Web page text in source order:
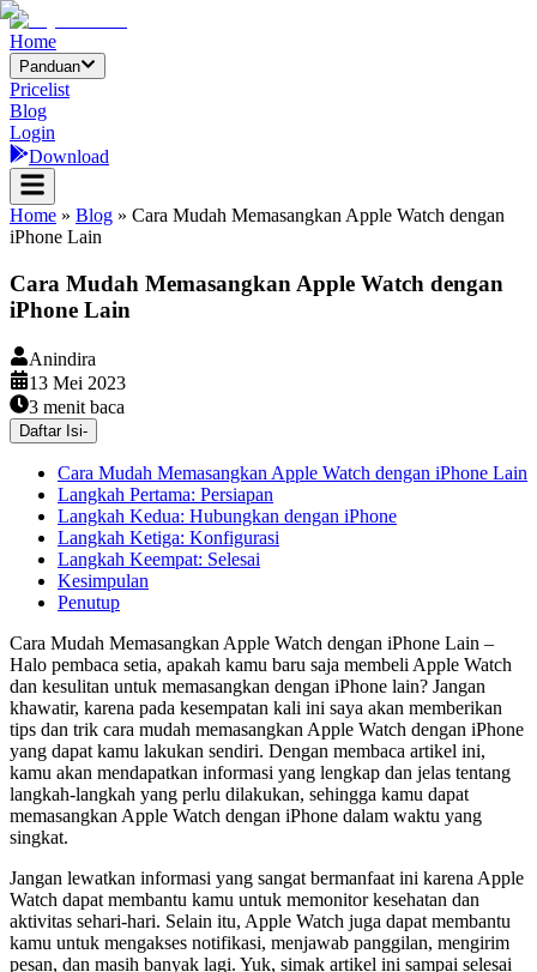
Home
Panduan
Pricelist
Blog
Login
Download
Home » Blog » Cara Mudah Memasangkan Apple Watch dengan
iPhone Lain
Cara Mudah Memasangkan Apple Watch dengan
iPhone Lain
Anindira
13 Mei 2023
3 menit baca
Daftar Isi-
Cara Mudah Memasangkan Apple Watch dengan iPhone Lain
Langkah Pertama: Persiapan
Langkah Kedua: Hubungkan dengan iPhone
Langkah Ketiga: Konfigurasi
Langkah Keempat: Selesai
Kesimpulan
Penutup
Cara Mudah Memasangkan Apple Watch dengan iPhone Lain –
Halo pembaca setia, apakah kamu baru saja membeli Apple Watch
dan kesulitan untuk memasangkan dengan iPhone lain? Jangan
khawatir, karena pada kesempatan kali ini saya akan memberikan
tips dan trik cara mudah memasangkan Apple Watch dengan iPhone
yang dapat kamu lakukan sendiri. Dengan membaca artikel ini,
kamu akan mendapatkan informasi yang lengkap dan jelas tentang
langkah-langkah yang perlu dilakukan, sehingga kamu dapat
memasangkan Apple Watch dengan iPhone dalam waktu yang
singkat.
Jangan lewatkan informasi yang sangat bermanfaat ini karena Apple
Watch dapat membantu kamu untuk memonitor kesehatan dan
aktivitas sehari-hari. Selain itu, Apple Watch juga dapat membantu
kamu untuk mengakses notifikasi, menjawab panggilan, mengirim
pesan, dan masih banyak lagi. Yuk, simak artikel ini sampai selesai